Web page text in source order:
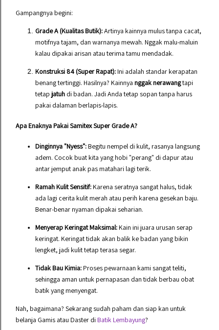
Gampangnya begini:
Grade A (Kualitas Butik):Artinya kainnya mulus tanpa cacat,
motifnya tajam, dan warnanya mewah. Nggak malu-maluin
kalau dipakai arisan atau terima tamu mendadak.
Konstruksi 84 (Super Rapat):Ini adalah standar kerapatan
benang tertinggi. Hasilnya? Kainnya nggak nerawangtapi
tetap jatuh di badan. Jadi Anda tetap sopan tanpa harus
pakai dalaman berlapis-lapis.
Apa Enaknya Pakai Samitex Super Grade A?
Dinginnya "Nyess":Begitu nempel di kulit, rasanya langsung
adem. Cocok buat kita yang hobi "perang" di dapur atau
antar jemput anak pas matahari lagi terik.
Ramah Kulit Sensitif:Karena seratnya sangat halus, tidak
ada lagi cerita kulit merah atau perih karena gesekan baju.
Benar-benar nyaman dipakai seharian.
Menyerap Keringat Maksimal:Kain ini juara urusan serap
keringat. Keringat tidak akan balik ke badan yang bikin
lengket, jadi kulit tetap terasa segar.
Tidak Bau Kimia:Proses pewarnaan kami sangat teliti,
sehingga aman untuk pernapasan dan tidak berbau obat
batik yang menyengat.
Nah, bagaimana? Sekarang sudah paham dan siap kan untuk
belanja Gamis atau Daster di Batik Lembayung?